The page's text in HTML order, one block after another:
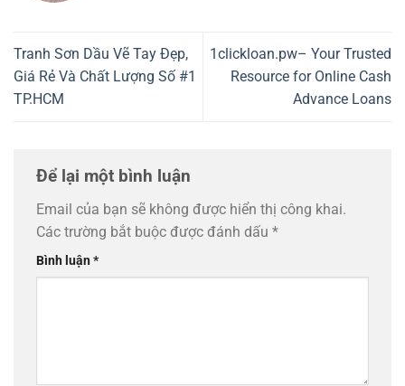
Tranh Sơn Dầu Vẽ Tay Đẹp,
Giá Rẻ Và Chất Lượng Số #1
TP.HCM
1clickloan.pw– Your Trusted
Resource for Online Cash
Advance Loans
Để lại một bình luận
Email của bạn sẽ không được hiển thị công khai.
Các trường bắt buộc được đánh dấu *
Bình luận*